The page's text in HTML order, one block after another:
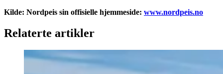
Kilde: Nordpeis sin offisielle hjemmeside: www.nordpeis.no
Relaterte artikler